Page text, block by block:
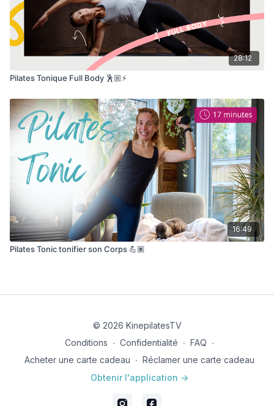
28:12
Pilates Tonique Full Body 🕺🏼⚡️
16:49
Pilates Tonic tonifier son Corps 💪🏽
© 2026 KinepilatesTV
Conditions ∙ Confidentialité ∙ FAQ ∙
Acheter une carte cadeau ∙ Réclamer une carte cadeau
Obtenir l'application ->